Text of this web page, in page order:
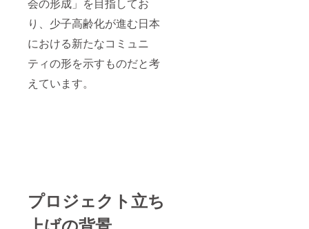
会の形成」を目指してお
り、少子高齢化が進む日本
における新たなコミュニ
ティの形を示すものだと考
えています。
プロジェクト立ち